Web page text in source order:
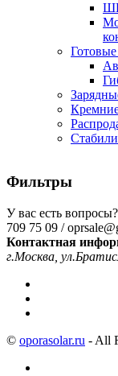
Фильтры
У вас есть
709 75 09 /
Контактная
г.Москва,
© oporasolar.ru - All